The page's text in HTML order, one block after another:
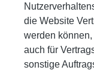
die Website
werden
auch für
sonstige